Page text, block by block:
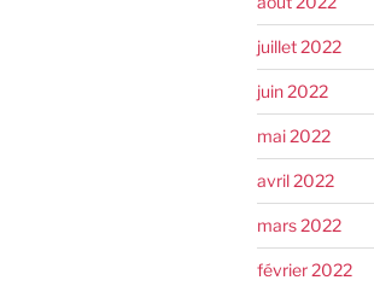
juillet 2022
juin 2022
mai 2022
avril 2022
mars 2022
février 2022